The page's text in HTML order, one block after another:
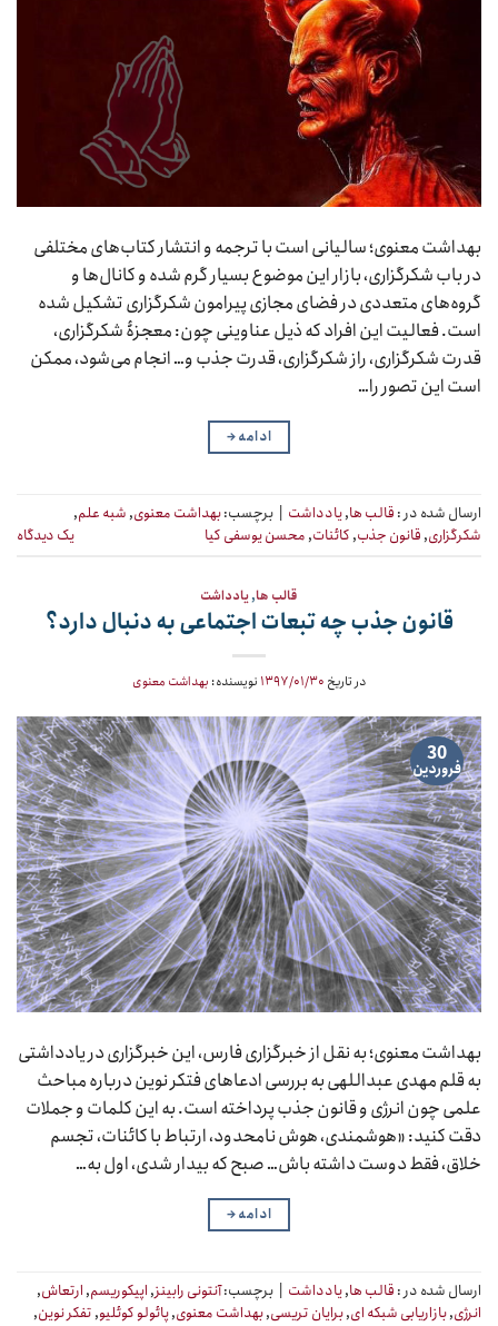
بهداشت معنوی؛ سالیانی است با ترجمه و انتشار کتاب‏‌های مختلفی
در باب شکرگزاری، بازار این موضوع بسیار گرم شده و کانال‏‌ها و
گروه‏‌های متعددی در فضای مجازی پیرامون شکرگزاری تشکیل شده
است. فعالیت این افراد که ذیل عناوینی چون: معجزۀ شکرگزاری،
قدرت شکرگزاری، راز شکرگزاری، قدرت جذب و… انجام می‌شود، ممکن
است این تصور را…
ادامه→
ارسال شده در : قالب ها,یادداشت برچسب:بهداشت معنوی,شبه علم,
شکرگزاری,قانون جذب,کائنات,محسن یوسفی کیا یک دیدگاه
قالب ها,یادداشت
قانون جذب چه تبعات اجتماعی به دنبال دارد؟
در تاریخ ۱۳۹۷/۰۱/۳۰ نویسنده: بهداشت معنوی
30
فروردین
بهداشت معنوی؛ به نقل از خبرگزاری فارس، این خبرگزاری در یادداشتی
به قلم مهدی عبداللهی به بررسی ادعاهای فتکر نوین درباره مباحث
علمی چون انرژی و قانون جذب پرداخته است. به این کلمات و جملات
دقت کنید: «هوشمندی، هوش نامحدود، ارتباط با کائنات، تجسم
خلاق، فقط دوست داشته باش… صبح که بیدار شدی، اول به…
ادامه→
ارسال شده در : قالب ها,یادداشت برچسب:آنتونی رابینز,اپیکوریسم,ارتعاش,
انرژی,بازاریابی شبکه ای,برایان تریسی,بهداشت معنوی,پائولو کوئلیو,تفکر نوین,